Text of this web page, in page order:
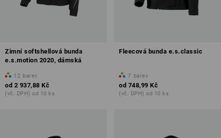
Zimní softshellová bunda
e.s.motion 2020, dámská
12 barev
od 2 937,88 Kč
(vč. DPH) od 10 ks
Fleecová bunda e.s.classic
7 barev
od 748,99 Kč
(vč. DPH) od 10 ks